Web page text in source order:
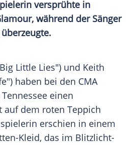
versprühte in
während der Sänger
Little Lies") und Keith
haben bei den CMA
Tennessee einen
dem roten Teppich
erschien in einem
Kleid, das im Blitzlicht-